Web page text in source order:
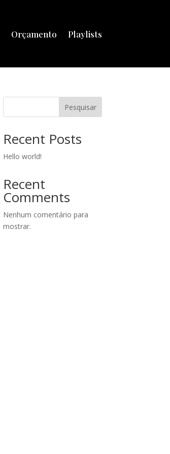
Orçamento Playlists
Pesquisar
Recent Posts
Hello world!
Recent
Comments
Nenhum comentário para
mostrar.